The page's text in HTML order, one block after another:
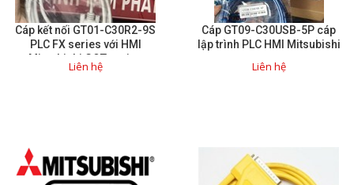
Cáp kết nối GT01-C30R2-9S
PLC FX series với HMI
Mitsubishi GOT series
Liên hệ
Cáp GT09-C30USB-5P cáp
lập trình PLC HMI Mitsubishi
Liên hệ